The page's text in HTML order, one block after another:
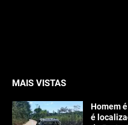
MAIS VISTAS
Homem
é